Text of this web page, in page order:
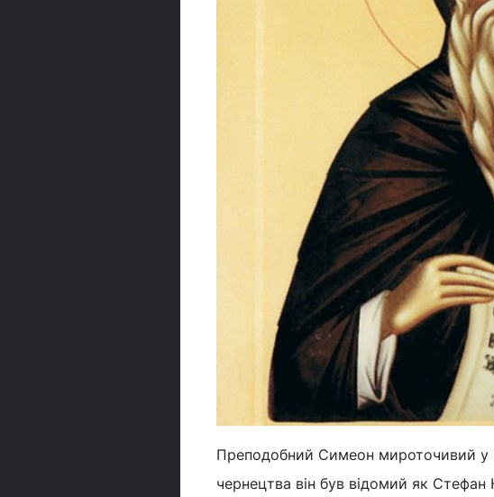
Преподобний Симеон мироточивий у
чернецтва він був відомий як Стефан